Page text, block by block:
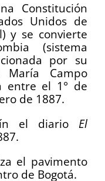
Constitución
Unidos de
y se convierte
(sistema
por su
María Campo
entre el 1° de
de 1887.
el diario El
el pavimento
de Bogotá.